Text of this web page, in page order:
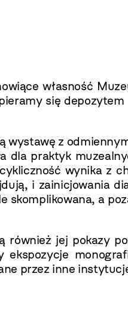
własność
się
wystawę z
dla praktyk
wynika z
i zainicjowania
skomplikowana, a
również jej pokazy
przez inne